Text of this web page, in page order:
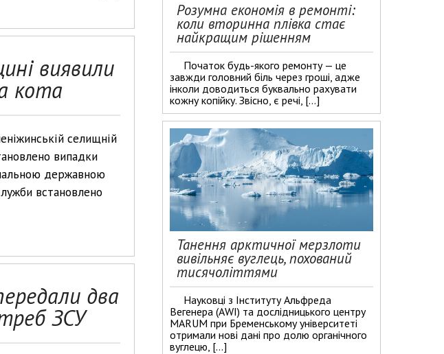
виявили
кота
селищній
випадки
державною
встановлено
два
ЗСУ
Розумна економія в ремонті:
коли вторинна плівка стає
найкращим рішенням
Початок будь-якого ремонту — це
завжди головний біль через гроші, адже
інколи доводиться буквально рахувати
кожну копійку. Звісно, є речі, […]
Танення арктичної мерзлоти
вивільняє вуглець, похований
тисячоліттями
Науковці з Інституту Альфреда
Вегенера (AWI) та дослідницького центру
MARUM при Бременському університеті
отримали нові дані про долю органічного
вуглецю, […]